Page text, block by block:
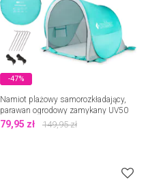
-47%
Namiot plażowy samorozkładający,
parawan ogrodowy zamykany UV50
turquoise Outtec
79,95 zł 149,95zł